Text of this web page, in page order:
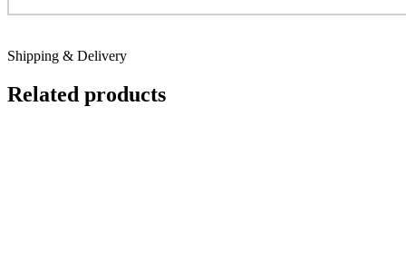
Shipping & Delivery
Related products